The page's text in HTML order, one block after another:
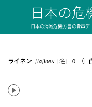
日本の危
日本の消滅危機方言の音声デ
ライネン [la]ineɴ [名] 0 （山